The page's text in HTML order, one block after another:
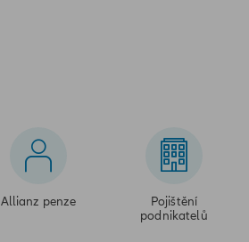
Allianz penze
Pojištění
podnikatelů